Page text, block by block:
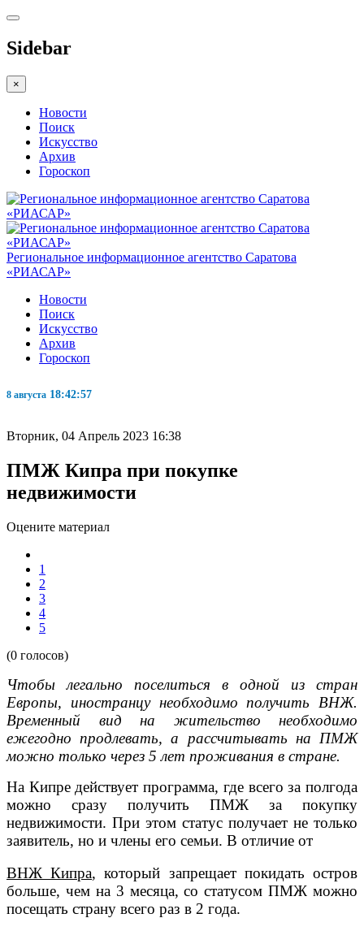
Sidebar
×
Новости
Поиск
Искусство
Архив
Гороскоп
Региональное информационное агентство Саратова
«РИАСАР»
Новости
Поиск
Искусство
Архив
Гороскоп
8 августа 18:42:57
Вторник, 04 Апрель 2023 16:38
ПМЖ Кипра при покупке
недвижимости
Оцените материал
1
2
3
4
5
(0 голосов)
Чтобы легально поселиться в одной из стран
Европы, иностранцу необходимо получить ВНЖ.
Временный вид на жительство необходимо
ежегодно продлевать, а рассчитывать на ПМЖ
можно только через 5 лет проживания в стране.
На Кипре действует программа, где всего за полгода
можно сразу получить ПМЖ за покупку
недвижимости. При этом статус получает не только
заявитель, но и члены его семьи. В отличие от
ВНЖ Кипра, который запрещает покидать остров
больше, чем на 3 месяца, со статусом ПМЖ можно
посещать страну всего раз в 2 года.